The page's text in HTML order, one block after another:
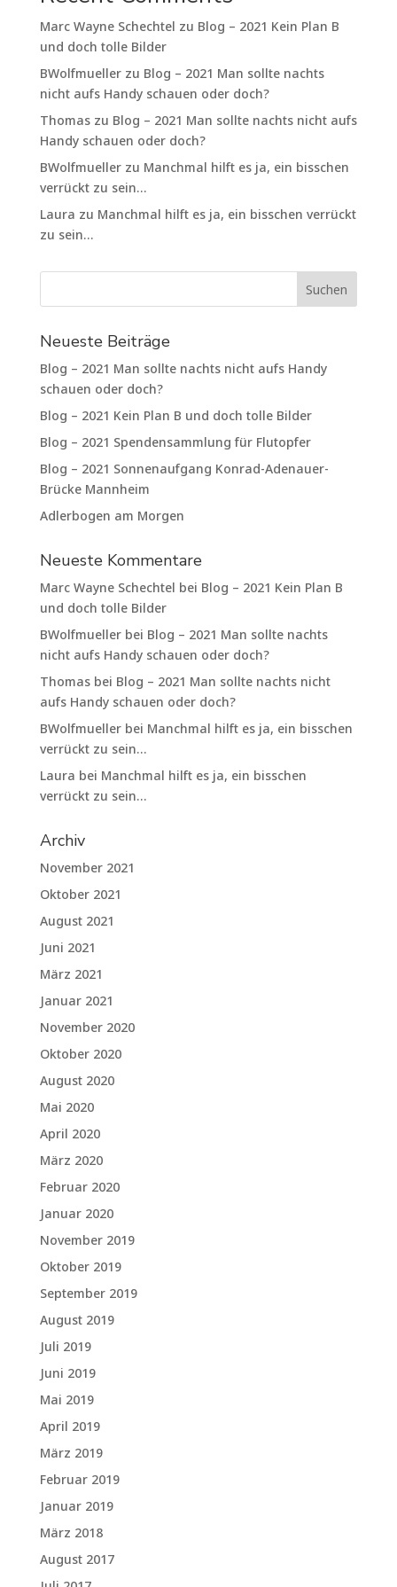
Marc Wayne Schechtel zu Blog – 2021 Kein Plan B
und doch tolle Bilder
BWolfmuellerzu Blog – 2021 Man sollte nachts
nicht aufs Handy schauen oder doch?
Thomaszu Blog – 2021 Man sollte nachts nicht aufs
Handy schauen oder doch?
BWolfmuellerzu Manchmal hilft es ja, ein bisschen
verrückt zu sein…
Laura zu Manchmal hilft es ja, ein bisschen verrückt
zu sein…
Neueste Beiträge
Blog – 2021 Man sollte nachts nicht aufs Handy
schauen oder doch?
Blog – 2021 Kein Plan B und doch tolle Bilder
Blog – 2021 Spendensammlung für Flutopfer
Blog – 2021 Sonnenaufgang Konrad-Adenauer-
Brücke Mannheim
Adlerbogen am Morgen
Neueste Kommentare
Marc Wayne Schechtel bei Blog – 2021 Kein Plan B
und doch tolle Bilder
BWolfmuellerbei Blog – 2021 Man sollte nachts
nicht aufs Handy schauen oder doch?
Thomasbei Blog – 2021 Man sollte nachts nicht
aufs Handy schauen oder doch?
BWolfmuellerbei Manchmal hilft es ja, ein bisschen
verrückt zu sein…
Laura bei Manchmal hilft es ja, ein bisschen
verrückt zu sein…
Archiv
November 2021
Oktober 2021
August 2021
Juni 2021
März 2021
Januar 2021
November 2020
Oktober 2020
August 2020
Mai 2020
April 2020
März 2020
Februar 2020
Januar 2020
November 2019
Oktober 2019
September 2019
August 2019
Juli 2019
Juni 2019
Mai 2019
April 2019
März 2019
Februar 2019
Januar 2019
März 2018
August 2017